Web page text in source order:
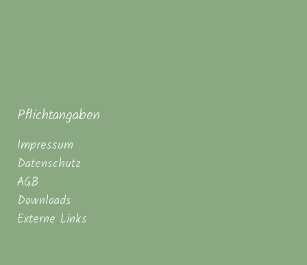
Pflichtangaben
Impressum
Datenschutz
AGB
Downloads
Externe Links